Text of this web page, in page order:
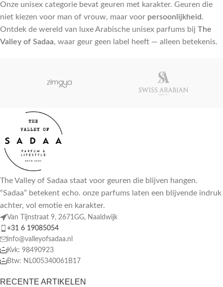
Onze unisex categorie bevat geuren met karakter. Geuren die
niet kiezen voor man of vrouw, maar voor persoonlijkheid.
Ontdek de wereld van luxe Arabische unisex parfums bij The
Valley of Sadaa, waar geur geen label heeft — alleen betekenis.
The Valley of Sadaa staat voor geuren die blijven hangen.
“Sadaa” betekent echo. onze parfums laten een blijvende indruk
achter, vol emotie en karakter.
Van Tijnstraat 9, 2671GG, Naaldwijk
+31 6 19085054
info@valleyofsadaa.nl
Kvk: 98490923
Btw: NL005340061B17
RECENTE ARTIKELEN